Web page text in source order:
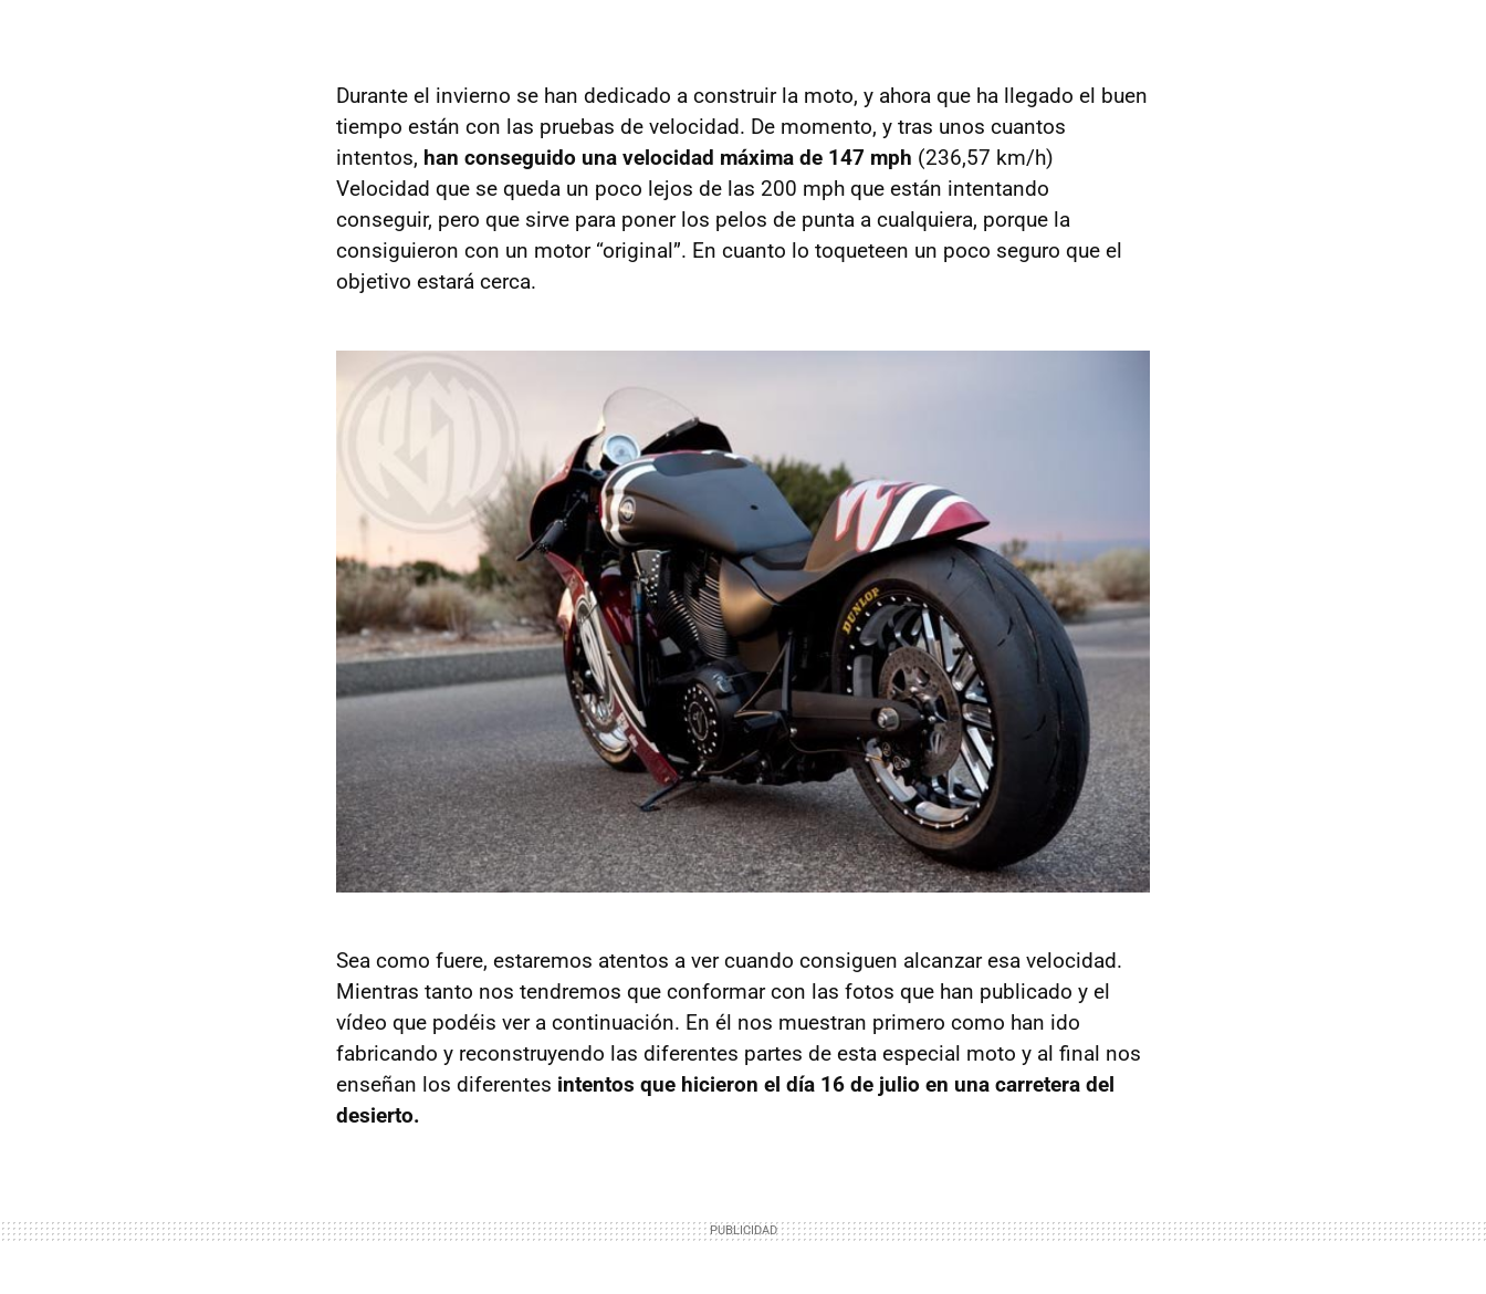
Durante el invierno se han dedicado a construir la moto, y ahora que ha llegado el buen
tiempo están con las pruebas de velocidad. De momento, y tras unos cuantos
intentos, han conseguido una velocidad máxima de 147 mph (236,57 km/h)
Velocidad que se queda un poco lejos de las 200 mph que están intentando
conseguir, pero que sirve para poner los pelos de punta a cualquiera, porque la
consiguieron con un motor “original”. En cuanto lo toqueteen un poco seguro que el
objetivo estará cerca.
Sea como fuere, estaremos atentos a ver cuando consiguen alcanzar esa velocidad.
Mientras tanto nos tendremos que conformar con las fotos que han publicado y el
vídeo que podéis ver a continuación. En él nos muestran primero como han ido
fabricando y reconstruyendo las diferentes partes de esta especial moto y al final nos
enseñan los diferentes intentos que hicieron el día 16 de julio en una carretera del
desierto.